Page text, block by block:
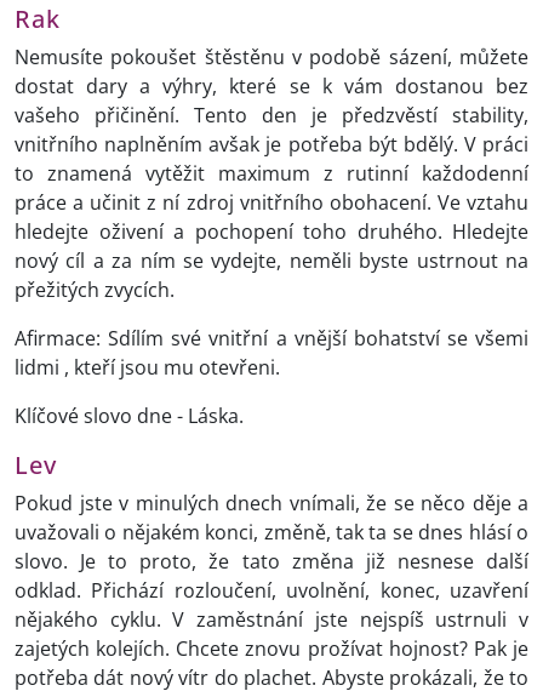
Rak
Nemusíte pokoušet štěstěnu v podobě sázení, můžete
dostat dary a výhry, které se k vám dostanou bez
vašeho přičinění. Tento den je předzvěstí stability,
vnitřního naplněním avšak je potřeba být bdělý. V práci
to znamená vytěžit maximum z rutinní každodenní
práce a učinit z ní zdroj vnitřního obohacení. Ve vztahu
hledejte oživení a pochopení toho druhého. Hledejte
nový cíl a za ním se vydejte, neměli byste ustrnout na
přežitých zvycích.
Afirmace: Sdílím své vnitřní a vnější bohatství se všemi
lidmi , kteří jsou mu otevřeni.
Klíčové slovo dne - Láska.
Lev
Pokud jste v minulých dnech vnímali, že se něco děje a
uvažovali o nějakém konci, změně, tak ta se dnes hlásí o
slovo. Je to proto, že tato změna již nesnese další
odklad. Přichází rozloučení, uvolnění, konec, uzavření
nějakého cyklu. V zaměstnání jste nejspíš ustrnuli v
zajetých kolejích. Chcete znovu prožívat hojnost? Pak je
potřeba dát nový vítr do plachet. Abyste prokázali, že to